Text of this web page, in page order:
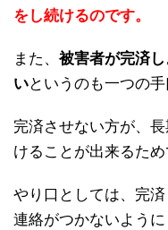
をし続けるのです。
また、 被害者が完済
いというのも一つの手
完済させない方が、
けることが出来るため
やり口としては、完
連絡がつかないよう